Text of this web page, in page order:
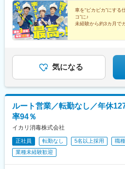
大前駅、五香駅、北小金駅、新八
駅、五井駅、新鎌ケ谷駅、千葉ニ
の森駅、荏原中延駅、上野毛駅、
駅、新高島平駅、志茂駅、新小岩
府中競馬正門前駅、拝島駅、小平
野辺駅、平塚駅、香川駅、愛甲石
越前新保駅、竜王駅、長野駅、南
逢妻駅、上挙母駅、土橋駅(愛知県
江南駅(愛知県)、小牧駅、国府宮
(愛知県)、比良駅(愛知県)、西春駅
日進駅(愛知県)、阿漕駅、霞ケ浦
県)、鈴鹿駅、玉垣駅、美旗駅、彦
駅、上桂駅、鴻池新田駅、平野駅(
久米田駅、富田駅(大阪府)、八尾
車を“ピカピカ”にする
コ”に♪
未経験から約3カ月で
気になる
ルート営業／転勤なし／年休
率94％
イカリ消毒株式会社
正社員 転勤なし 5名以上採用
職
業種未経験歓迎